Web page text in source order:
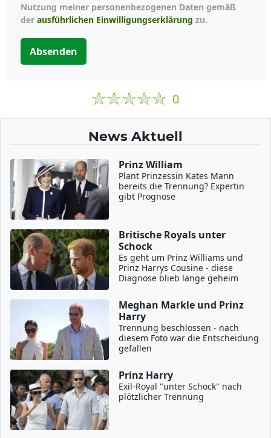
Nutzung meiner personenbezogenen Daten gemäß
der ausführlichen Einwilligungserklärung zu.
Absenden
0
News Aktuell
Prinz William
Plant Prinzessin Kates Mann
bereits die Trennung? Expertin
gibt Prognose
Britische Royals unter
Schock
Es geht um Prinz Williams und
Prinz Harrys Cousine - diese
Diagnose blieb lange geheim
Meghan Markle und Prinz
Harry
Trennung beschlossen - nach
diesem Foto war die Entscheidung
gefallen
Prinz Harry
Exil-Royal "unter Schock" nach
plötzlicher Trennung